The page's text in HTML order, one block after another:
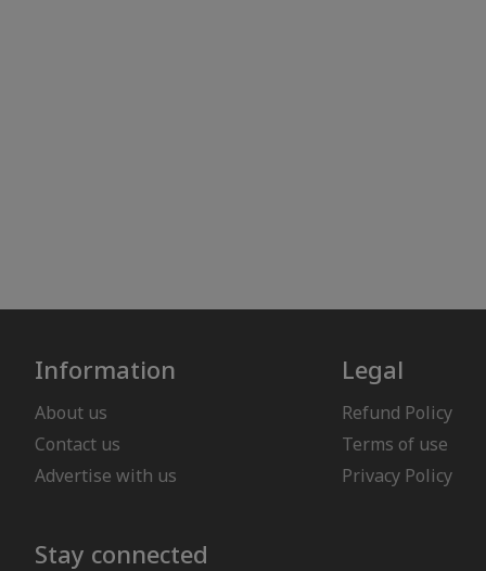
Information
About us
Contact us
Advertise with us
Legal
Refund Policy
Terms of use
Privacy Policy
Stay connected